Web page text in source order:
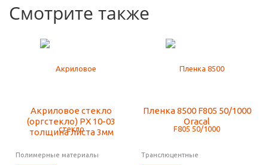
Смотрите также
Акриловое стекло
(оргстекло) PX 10-03
толщина листа 3мм
Полимерные материалы
Пленка 8500 F805 50/1000
Oracal
Транслюцентные